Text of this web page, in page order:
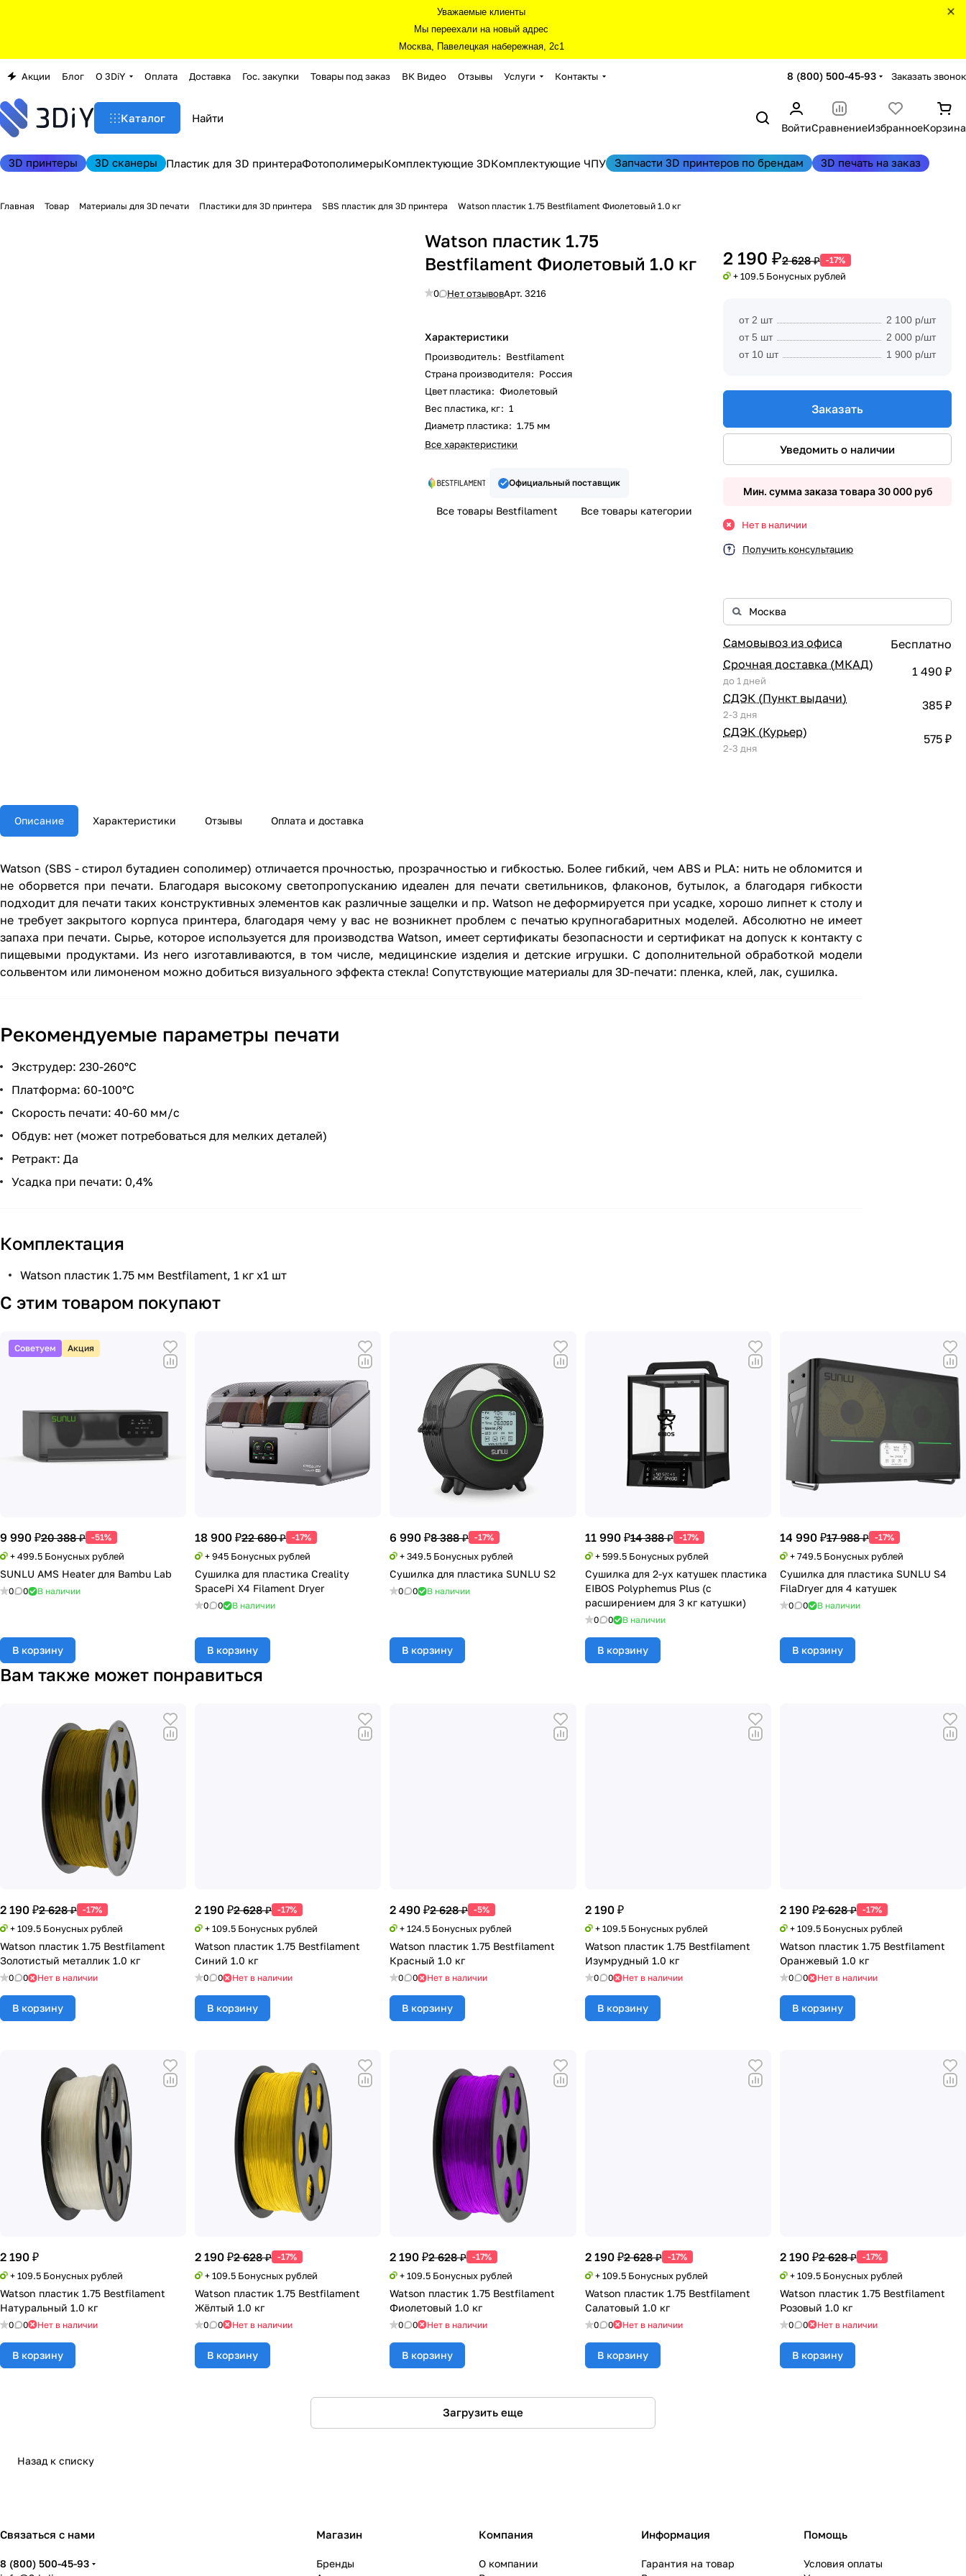
Уважаемые клиенты
Мы переехали на новый адрес
Москва, Павелецкая набережная, 2с1
Акции Блог О 3DiY Оплата Доставка Гос. закупки Товары под заказ ВК Видео Отзывы Услуги Контакты 8 (800) 500-45-93 Заказать звонок
Каталог
ВойтиСравнениеИзбранноеКорзина
3D принтеры 3D сканеры Пластик для 3D принтераФотополимерыКомплектующие 3DКомплектующие ЧПУ Запчасти 3D принтеров по брендам 3D печать на заказ
Главная Товар Материалы для 3D печати Пластики для 3D принтера SBS пластик для 3D принтера Watson пластик 1.75 Bestfilament Фиолетовый 1.0 кг
Watson пластик 1.75
Bestfilament Фиолетовый 1.0 кг
0 Нет отзывовАрт.3216
Характеристики
Производитель: Bestfilament
Страна производителя: Россия
Цвет пластика: Фиолетовый
Вес пластика, кг: 1
Диаметр пластика: 1.75 мм
Все характеристики
Официальный поставщик
Все товары Bestfilament Все товары категории
2 190 ₽2 628 ₽ -17%
+ 109.5 Бонусных рублей
от 2 шт
2 100 р/шт
от 5 шт
2 000 р/шт
от 10 шт
1 900 р/шт
Заказать
Уведомить о наличии
Мин. сумма заказа товара 30 000 руб
Нет в наличии
Получить консультацию
Самовывоз из офиса
Бесплатно
Срочная доставка (МКАД)
до 1 дней
1 490 ₽
СДЭК (Пункт выдачи)
2-3 дня
385 ₽
СДЭК (Курьер)
2-3 дня
575 ₽
Описание Характеристики Отзывы Оплата и доставка
Watson (SBS - стирол бутадиен сополимер) отличается прочностью, прозрачностью и гибкостью. Более гибкий, чем ABS и PLA: нить не обломится и
не оборвется при печати. Благодаря высокому светопропусканию идеален для печати светильников, флаконов, бутылок, а благодаря гибкости
подходит для печати таких конструктивных элементов как различные защелки и пр. Watson не деформируется при усадке, хорошо липнет к столу и
не требует закрытого корпуса принтера, благодаря чему у вас не возникнет проблем с печатью крупногабаритных моделей. Абсолютно не имеет
запаха при печати. Сырье, которое используется для производства Watson, имеет сертификаты безопасности и сертификат на допуск к контакту с
пищевыми продуктами. Из него изготавливаются, в том числе, медицинские изделия и детские игрушки. С дополнительной обработкой модели
сольвентом или лимоненом можно добиться визуального эффекта стекла! Сопутствующие материалы для 3D-печати: пленка, клей, лак, сушилка.
Рекомендуемые параметры печати
Экструдер: 230-260°С
Платформа: 60-100°С
Скорость печати: 40-60 мм/с
Обдув: нет (может потребоваться для мелких деталей)
Ретракт: Да
Усадка при печати: 0,4%
Комплектация
Watson пластик 1.75 мм Bestfilament, 1 кг х1 шт
С этим товаром покупают
Советуем Акция
9 990 ₽20 388 ₽ -51%
+ 499.5 Бонусных рублей
SUNLU AMS Heater для Bambu Lab
0 0 В наличии
В корзину
18 900 ₽22 680 ₽ -17%
+ 945 Бонусных рублей
Сушилка для пластика Creality
SpacePi X4 Filament Dryer
0 0 В наличии
В корзину
6 990 ₽8 388 ₽ -17%
+ 349.5 Бонусных рублей
Сушилка для пластика SUNLU S2
0 0 В наличии
В корзину
11 990 ₽14 388 ₽ -17%
+ 599.5 Бонусных рублей
Сушилка для 2-ух катушек пластика
EIBOS Polyphemus Plus (с
расширением для 3 кг катушки)
0 0 В наличии
В корзину
14 990 ₽17 988 ₽ -17%
+ 749.5 Бонусных рублей
Сушилка для пластика SUNLU S4
FilaDryer для 4 катушек
0 0 В наличии
В корзину
Вам также может понравиться
2 190 ₽2 628 ₽ -17%
+ 109.5 Бонусных рублей
Watson пластик 1.75 Bestfilament
Золотистый металлик 1.0 кг
0 0 Нет в наличии
В корзину
2 190 ₽2 628 ₽ -17%
+ 109.5 Бонусных рублей
Watson пластик 1.75 Bestfilament
Синий 1.0 кг
0 0 Нет в наличии
В корзину
2 490 ₽2 628 ₽ -5%
+ 124.5 Бонусных рублей
Watson пластик 1.75 Bestfilament
Красный 1.0 кг
0 0 Нет в наличии
В корзину
2 190 ₽
+ 109.5 Бонусных рублей
Watson пластик 1.75 Bestfilament
Изумрудный 1.0 кг
0 0 Нет в наличии
В корзину
2 190 ₽2 628 ₽ -17%
+ 109.5 Бонусных рублей
Watson пластик 1.75 Bestfilament
Оранжевый 1.0 кг
0 0 Нет в наличии
В корзину
2 190 ₽
+ 109.5 Бонусных рублей
Watson пластик 1.75 Bestfilament
Натуральный 1.0 кг
0 0 Нет в наличии
В корзину
2 190 ₽2 628 ₽ -17%
+ 109.5 Бонусных рублей
Watson пластик 1.75 Bestfilament
Жёлтый 1.0 кг
0 0 Нет в наличии
В корзину
2 190 ₽2 628 ₽ -17%
+ 109.5 Бонусных рублей
Watson пластик 1.75 Bestfilament
Фиолетовый 1.0 кг
0 0 Нет в наличии
В корзину
2 190 ₽2 628 ₽ -17%
+ 109.5 Бонусных рублей
Watson пластик 1.75 Bestfilament
Салатовый 1.0 кг
0 0 Нет в наличии
В корзину
2 190 ₽2 628 ₽ -17%
+ 109.5 Бонусных рублей
Watson пластик 1.75 Bestfilament
Розовый 1.0 кг
0 0 Нет в наличии
В корзину
Загрузить еще
Назад к списку
Связаться с нами
8 (800) 500-45-93
Магазин
Бренды
Компания
О компании
Информация
Гарантия на товар
Помощь
Условия оплаты